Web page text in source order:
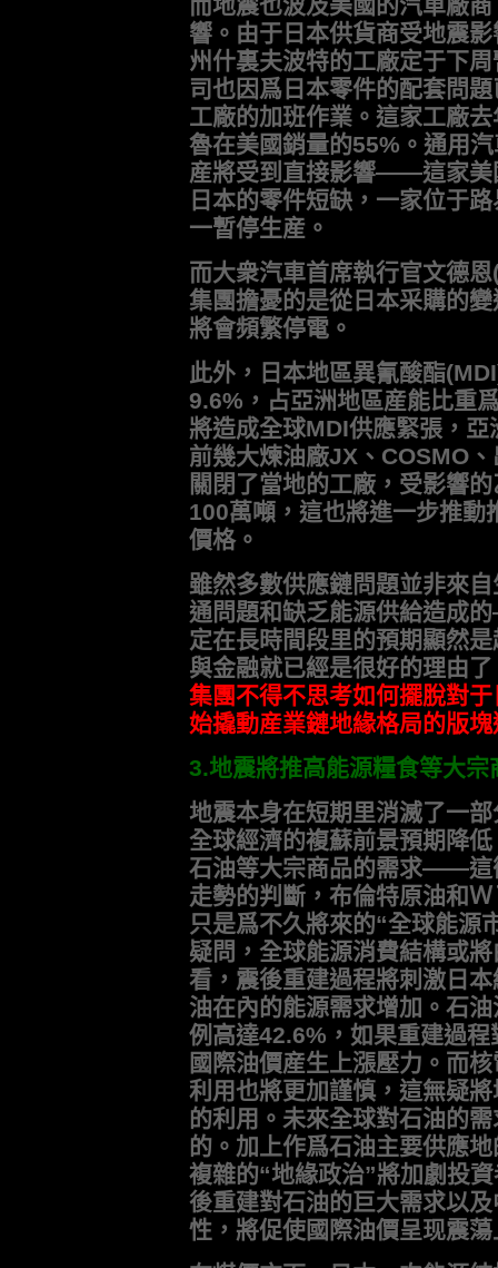
響。由于日本供貨商受地震
州什裏夫波特的工廠定于下
司也因爲日本零件的配套問
工廠的加班作業。這家工廠
魯在美國銷量的55%。通用
産將受到直接影響——這家美
日本的零件短缺，一家位于
一暫停生産。
而大衆汽車首席執行官文德
集團擔憂的是從日本采購的
將會頻繁停電。
此外，日本地區異氰酸酯
9.6%，占亞洲地區産能比重
將造成全球MDI供應緊張，
前幾大煉油廠JX、COSMO
關閉了當地的工廠，受影響
100萬噸，這也將進一步推動
價格。
雖然多數供應鏈問題並非來
通問題和缺乏能源供給造成
定在長時間段里的預期顯然
與金融就已經是很好的理由了
集團不得不思考如何擺脫對
始撬動産業鏈地緣格局的版
3.地震將推高能源糧食等大
地震本身在短期里消滅了一
全球經濟的複蘇前景預期降
石油等大宗商品的需求——這
走勢的判斷，布倫特原油和
只是爲不久將來的“全球能源
疑問，全球能源消費結構或
看，震後重建過程將刺激日
油在內的能源需求增加。石
例高達42.6%，如果重建過
國際油價産生上漲壓力。而
利用也將更加謹慎，這無疑
的利用。未來全球對石油的
的。加上作爲石油主要供應
複雜的“地緣政治”將加劇投
後重建對石油的巨大需求以
性，將促使國際油價呈现震